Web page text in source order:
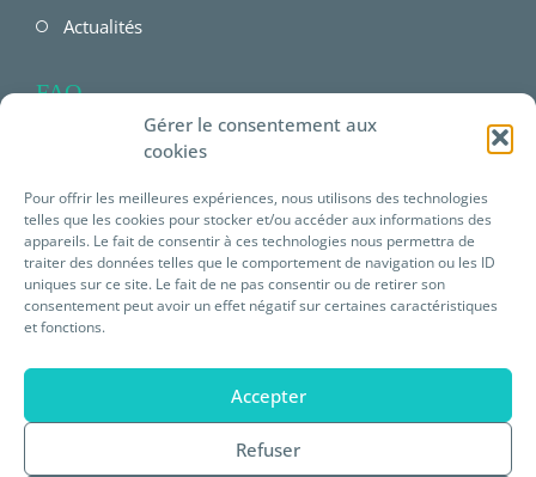
Gérer le consentement aux
cookies
Pour offrir les meilleures expériences, nous utilisons des technologies
telles que les cookies pour stocker et/ou accéder aux informations des
appareils. Le fait de consentir à ces technologies nous permettra de
traiter des données telles que le comportement de navigation ou les ID
uniques sur ce site. Le fait de ne pas consentir ou de retirer son
consentement peut avoir un effet négatif sur certaines caractéristiques
et fonctions.
Accepter
Refuser
Actualités
FAQ
FAQ Employeur
FAQ Salarié
FAQ offres Prévéam
Plateforme E-learning
Mentions légales
Statuts de Prévéam